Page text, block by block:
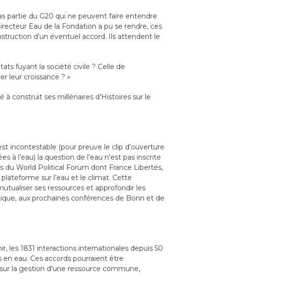
partie du G20 qui ne peuvent faire entendre
Eau de la Fondation a pu se rendre, ces
d’un éventuel accord. Ils attendent le
fuyant la société civile ? Celle de
leur croissance ? »
construit ses millénaires d’Histoires sur le
incontestable (pour preuve le clip d’ouverture
l’eau) la question de l’eau n’est pas inscrite
du World Political Forum dont France Libertés,
sur l’eau et le climat. Cette
ses ressources et approfondir les
aux prochaines conférences de Bonn et de
les 1831 interactions internationales depuis 50
eau. Ces accords pourraient être
la gestion d’une ressource commune,